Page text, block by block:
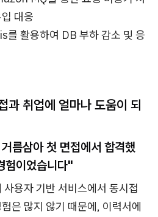
대응
활용하여 DB 부하 감소 및 응
과 취업에 얼마나 도움이 되
름삼아 첫 면접에서 합격했
험이었습니다"
용자 기반 서비스에서 동시접
은 많지 않기 때문에, 이력서에